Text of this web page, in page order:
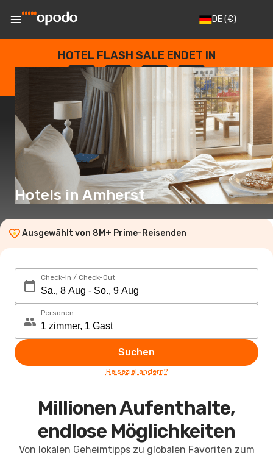
DE(€)
HOTEL FLASH SALE ENDET IN
--
TAGE
: --
STUNDEN
: --
SEKUNDEN
Hotels in Amherst
Ausgewählt von 8M+ Prime-Reisenden
Check-In / Check-Out
Personen
Suchen
Reiseziel ändern?
Millionen Aufenthalte,
endlose Möglichkeiten
Von lokalen Geheimtipps zu globalen Favoriten zum